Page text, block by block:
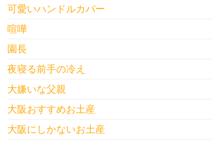
可愛いハンドルカバー
喧嘩
園長
夜寝る前手の冷え
大嫌いな父親
大阪おすすめお土産
大阪にしかないお土産